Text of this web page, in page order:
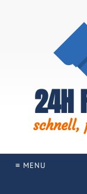
24H
schnell,
≡ MENU